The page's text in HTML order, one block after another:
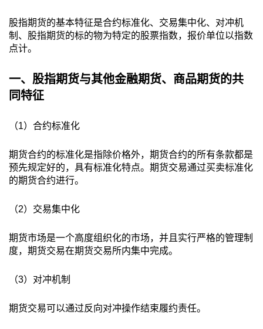
股指期货的基本特征是合约标准化、交易集中化、对冲机
制、股指期货的标的物为特定的股票指数，报价单位以指数
点计。
一、股指期货与其他金融期货、商品期货的共
同特征
（1）合约标准化
期货合约的标准化是指除价格外，期货合约的所有条款都是
预先规定好的，具有标准化特点。期货交易通过买卖标准化
的期货合约进行。
（2）交易集中化
期货市场是一个高度组织化的市场，并且实行严格的管理制
度，期货交易在期货交易所内集中完成。
（3）对冲机制
期货交易可以通过反向对冲操作结束履约责任。